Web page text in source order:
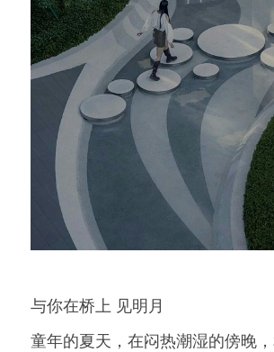
与你在桥上 见明月
童年的夏天，在闷热潮湿的傍晚